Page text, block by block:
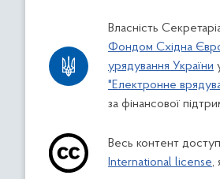
Власність
Фондом Східна
урядування України
"Електронне
за фінансової
Весь контент
International license,